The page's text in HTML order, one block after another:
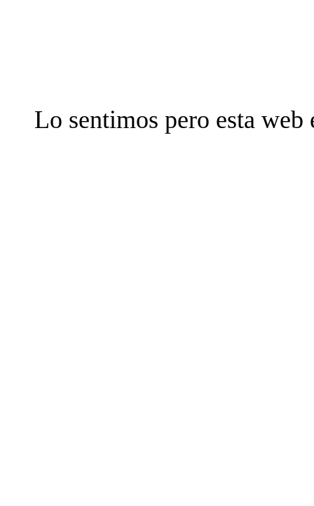
Lo sentimos pero esta